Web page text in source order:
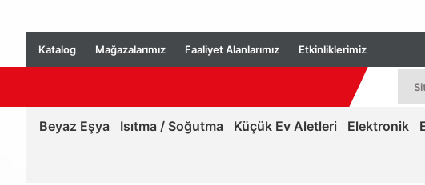
Katalog Mağazalarımız Faaliyet Alanlarımız Etkinliklerimiz
Beyaz Eşya Isıtma / Soğutma Küçük Ev Aletleri Elektronik